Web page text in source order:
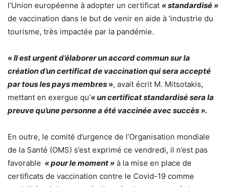
l’Union européenne à adopter un certificat « standardisé »
de vaccination dans le but de venir en aide à ’industrie du
tourisme, très impactée par la pandémie.
«Il est urgent d’élaborer un accord commun sur la
création d’un certificat de vaccination qui sera accepté
par tous les pays membres », avait écrit M. Mitsotakis,
mettant en exergue qu’« un certificat standardisé sera la
preuve qu’une personne a été vaccinée avec succès ».
En outre, le comité d’urgence de l’Organisation mondiale
de la Santé (OMS) s’est exprimé ce vendredi, il n’est pas
favorable « pour le moment » à la mise en place de
certificats de vaccination contre le Covid-19 comme